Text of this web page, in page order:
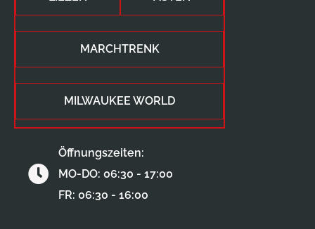
:
MARCHTRENK
MILWAUKEE WORLD
Öffnungszeiten:
MO-DO: 06:30 - 17:00
FR: 06:30 - 16:00